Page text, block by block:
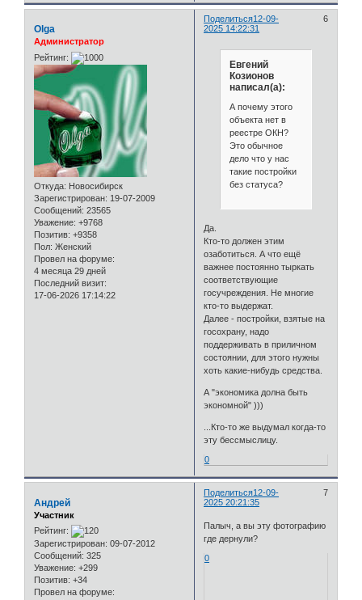
Поделиться 6
12-09-
2025 14:22:31
Olga
Администратор
Рейтинг:
Откуда: Новосибирск
Зарегистрирован: 19-07-2009
Сообщений: 23565
Уважение: +9768
Позитив: +9358
Пол: Женский
Провел на форуме:
4 месяца 29 дней
Последний визит:
17-06-2026 17:14:22
Евгений
Козионов
написал(а):
А почему этого
объекта нет в
реестре ОКН?
Это обычное
дело что у нас
такие постройки
без статуса?
Да.
Кто-то должен этим
озаботиться. А что ещё
важнее постоянно тыркать
соответствующие
госучреждения. Не многие
кто-то выдержат.
Далее - постройки, взятые на
госохрану, надо
поддерживать в приличном
состоянии, для этого нужны
хоть какие-нибудь средства.
А "экономика долна быть
экономной" )))
...Кто-то же выдумал когда-то
эту бессмыслицу.
0
Поделиться 7
12-09-
2025 20:21:35
Андрей
Участник
Рейтинг:
Зарегистрирован: 09-07-2012
Сообщений: 325
Уважение: +299
Позитив: +34
Провел на форуме:
Палыч, а вы эту фотографию
где дернули?
0